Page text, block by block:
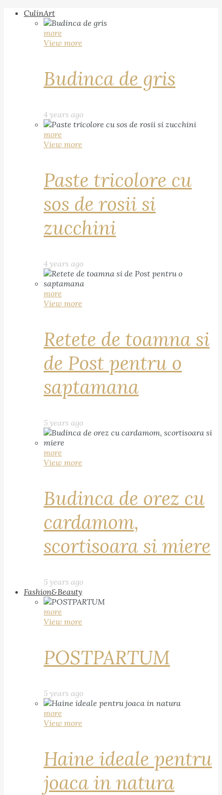
CulinArt
more
View more
Budinca de gris
4 years ago
more
View more
Paste tricolore cu
sos de rosii si
zucchini
4 years ago
more
View more
Retete de toamna si
de Post pentru o
saptamana
5 years ago
more
View more
Budinca de orez cu
cardamom,
scortisoara si miere
5 years ago
Fashion&Beauty
more
View more
POSTPARTUM
5 years ago
more
View more
Haine ideale pentru
joaca in natura